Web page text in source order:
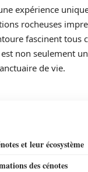
expérience
rocheuses
fascinent tous
non seulement
de vie.
et leur écosystème
des cénotes